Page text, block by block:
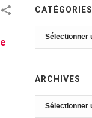
CATÉGORIES
Catégories
ARCHIVES
Archives